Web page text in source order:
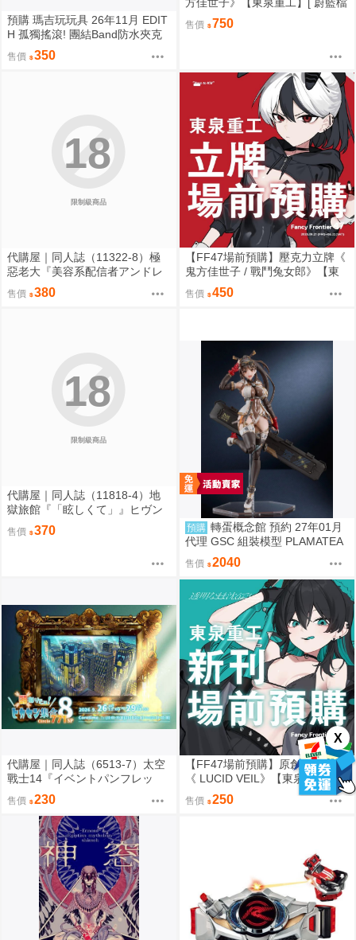
X
預購 瑪吉玩玩具 26年11月 EDIT
H 孤獨搖滾! 團結Band防水夾克
角色壓克力立牌 0901
售價 350
案 ブルアカ / 鬼方佳世子 カヨコ
]
售價 750
限制級商品
18
代購屋｜同人誌（11322-8）極
惡老大『美容系配信者アンドレ
アルフスと解説のヴァサゴさ
ん』龍童誠斗 隠秘哲学社
售價 380
【FF47場前預購】壓克力立牌《
鬼方佳世子 / 戰鬥兔女郎》【東
泉重工】[ 蔚藍檔案 ブルアカ / 鬼
方佳世子 カヨコ ]
售價 450
限制級商品
18
代購屋｜同人誌（11818-4）地
獄旅館『「眩しくて」』ヒヴン
ショウ ないない★ぱらだいす
售價 370 預購 轉蛋概念館 預約 27年01月
代理 GSC 組裝模型 PLAMATEA
繪師toridamono MX醬 約16公分
售價 2040
代購屋｜同人誌（6513-7）太空
戰士14『イベントパンフレッ
ト』【頭割り】運営 なては
售價 230
【FF47場前預購】原創畫集新刊
《 LUCID VEIL》【東泉重工】
售價 250